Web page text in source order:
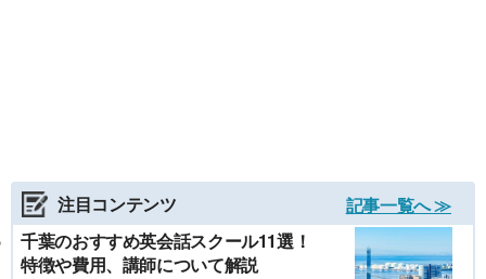
注目コンテンツ
記事一覧へ ≫
千葉のおすすめ英会話スクール11選！
特徴や費用、講師について解説